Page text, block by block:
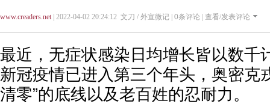
www.creaders.net| 2022-04-02 20:24:12 文刀 / 外宣微记 | 0条评论 | 查看/发表评论
最近，无症状感染日均增长皆以数千
新冠疫情已进入第三个年头，奥密克
清零”的底线以及老百姓的忍耐力。